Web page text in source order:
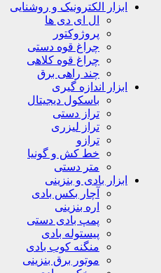
ابزار الکترونیک و روشنایی
ال ای دی ها
پروژوکتور
چراغ قوه دستی
چراغ قوه کلاهی
چند راهی برق
ابزار اندازه گیری
باسکول دیجیتال
تراز دستی
تراز لیزری
ترازو
خط کش و گونیا
متر دستی
ابزار بادی و بنزینی
آچار بکس بادی
اره بنزینی
پمپ بادی دستی
پیستوله بادی
منگنه کوب بادی
موتور برق بنزینی